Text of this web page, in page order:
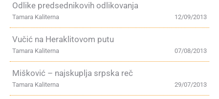
Odlike predsednikovih odlikovanja
12/09/2013
Tamara Kaliterna
Vučić na Heraklitovom putu
07/08/2013
Tamara Kaliterna
Mišković – najskuplja srpska reč
29/07/2013
Tamara Kaliterna